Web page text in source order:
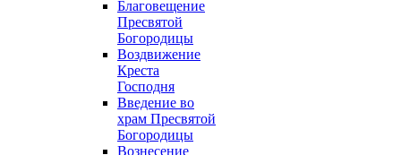
Благовещение
Пресвятой
Богородицы
Воздвижение
Креста
Господня
Введение во
храм Пресвятой
Богородицы
Вознесение